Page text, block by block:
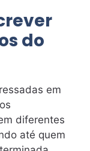
do
em
diferentes
até quem